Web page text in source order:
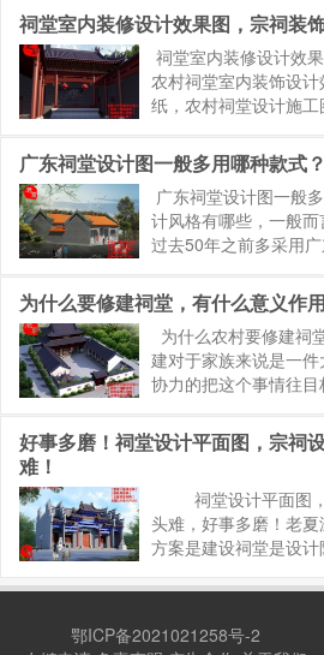
参考，希望能够给你带
祠堂设计图有哪些风
祠堂室内装修设计效果图，宗祠装
祠堂室内装修设计效
农村祠堂室内装饰设
纸，农村祠堂设计施
合考虑多方面的因素，
为主要基调，作者老夏
广东祠堂设计图一般多用哪种款式？
广东祠堂设计图一般
计风格有哪些，一般
过去50年之前多采用
的相互沟通，目前广东
风格，仿明清祠堂设计
为什么要修建祠堂，有什么意义作
为什么农村要修建祠
建对于家族来说是一
协力的把这个事情往目
么作用意义？作者老夏
人民的生活越来越好
好事多磨！祠堂设计平面图，宗祠
难！
祠堂设计平面图，
头难，好事多磨！老
方案是建设祠堂是设
布局，例如祠堂设计
鄂ICP备2021021258号-2